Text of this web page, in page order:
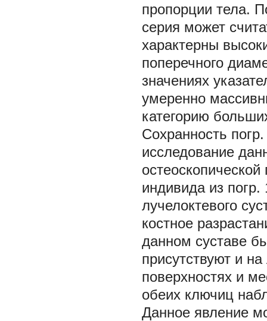
пропорции тела.
серия может
характерны
поперечного
значениях
умеренно
категорию
Сохранность
исследование
индивида из погр.
лучелоктевого
костное
данном суставе
присутствуют и
поверхностях и
обеих ключиц
Данное явление